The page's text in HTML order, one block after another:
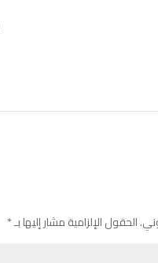
الحقول الإلزامية مشار إليها بـ*